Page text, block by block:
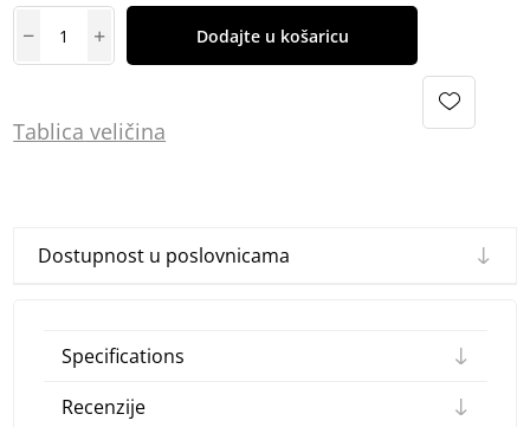
Dodajte u košaricu
Tablica veličina
Dostupnost u poslovnicama
Specifications
Recenzije